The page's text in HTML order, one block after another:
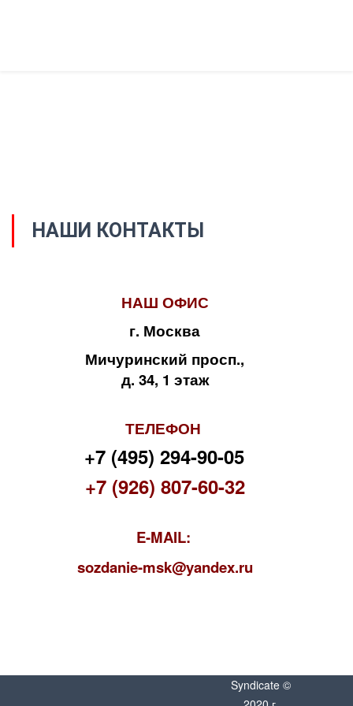
НАШИ КОНТАКТЫ
НАШ ОФИС
г. Москва
Мичуринский просп.,
д. 34, 1 этаж
ТЕЛЕФОН
+7 (495) 294-90-05
+7 (926) 807-60-32
E-MAIL:
sozdanie-msk@yandex.ru
Syndicate ©